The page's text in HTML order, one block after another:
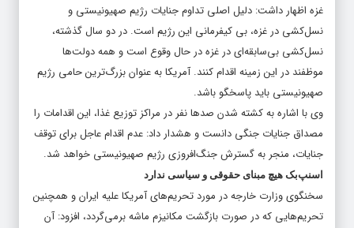
غزه اظهار داشت: دلیل اصلی تداوم جنایات رژیم صهیونیستی و
نسل‌کشی در غزه، بی کیفرمانی این رژیم است. در دو سال گذشته،
نسل‌کشی بی‌سابقه‌ای در غزه در حال وقوع است و همه دولت‌ها
موظفند در این زمینه اقدام کنند. آمریکا به عنوان بزرگ‌ترین حامی رژیم
صهیونیستی باید پاسخگو باشد.
وی با اشاره به کشته شدن صدها نفر در مراکز توزیع غذا، این اقدامات را
مصداق جنایات جنگی دانست و هشدار داد: عدم اقدام عاجل برای توقف
جنایات، منجر به گسترش جنگ‌افروزی رژیم صهیونیستی خواهد شد.
اسنپ‌بک هیچ مبنای حقوقی و سیاسی ندارد
سخنگوی وزارت خارجه در مورد تحریم‌های آمریکا علیه ایران و همچنین
تحریم‌هایی که در صورت بازگشت مکانیزم ماشه برمی‌گردد، افزود: آن